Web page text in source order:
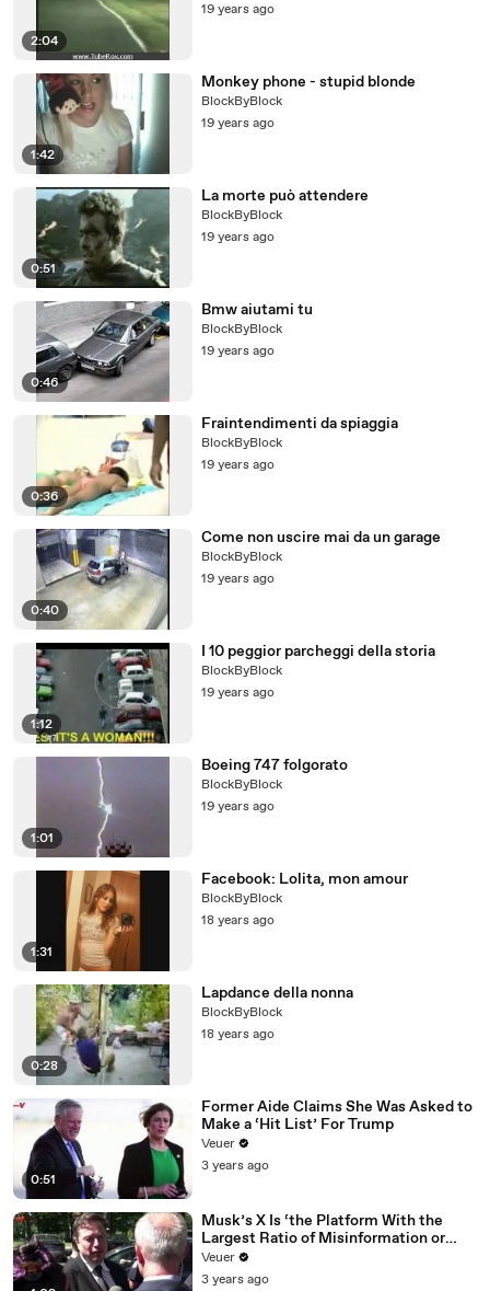
2:04
19 years ago
1:42
Monkey phone - stupid blonde
BlockByBlock
19 years ago
0:51
La morte può attendere
BlockByBlock
19 years ago
0:46
Bmw aiutami tu
BlockByBlock
19 years ago
0:36
Fraintendimenti da spiaggia
BlockByBlock
19 years ago
0:40
Come non uscire mai da un garage
BlockByBlock
19 years ago
1:12
I 10 peggior parcheggi della storia
BlockByBlock
19 years ago
1:01
Boeing 747 folgorato
BlockByBlock
19 years ago
1:31
Facebook: Lolita, mon amour
BlockByBlock
18 years ago
0:28
Lapdance della nonna
BlockByBlock
18 years ago
0:51
Former Aide Claims She Was Asked to
Make a ‘Hit List’ For Trump
Veuer
3 years ago
Musk’s X Is ‘the Platform With the
Largest Ratio of Misinformation or
Disinformation’ Amongst All Social
Media Platforms
Veuer
3 years ago